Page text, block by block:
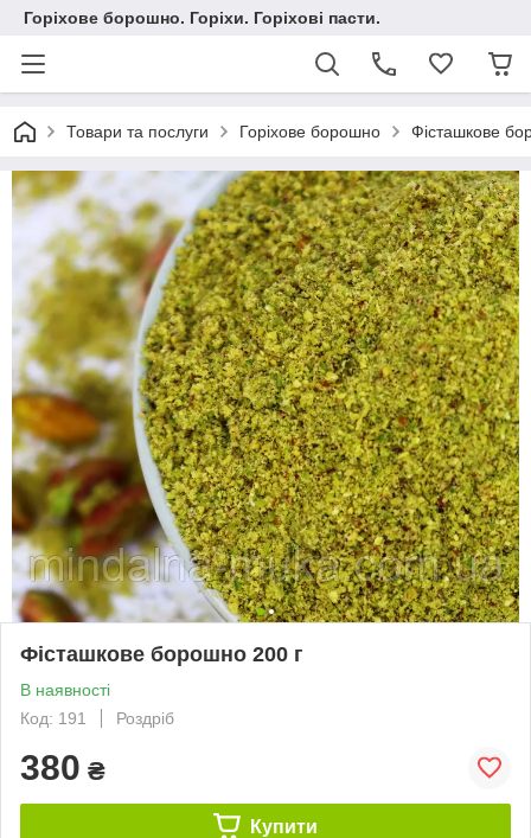
Горіхове борошно. Горіхи. Горіхові пасти.
Товари та послуги Горіхове борошно Фісташкове
Фісташкове борошно 200 г
В наявності
Код: 191
Роздріб
380 ₴
Купити